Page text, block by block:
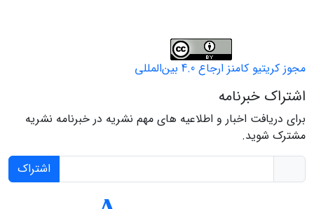
مجوز کریتیو کامنز ارجاع 4.0 بین‌المللی
اشتراک خبرنامه
برای دریافت اخبار و اطلاعیه های مهم نشریه در خبرنامه نشریه
مشترک شوید.
اشتراک